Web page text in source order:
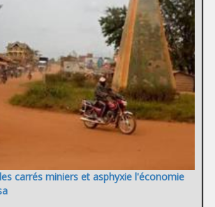
carrés miniers et asphyxie l'économie